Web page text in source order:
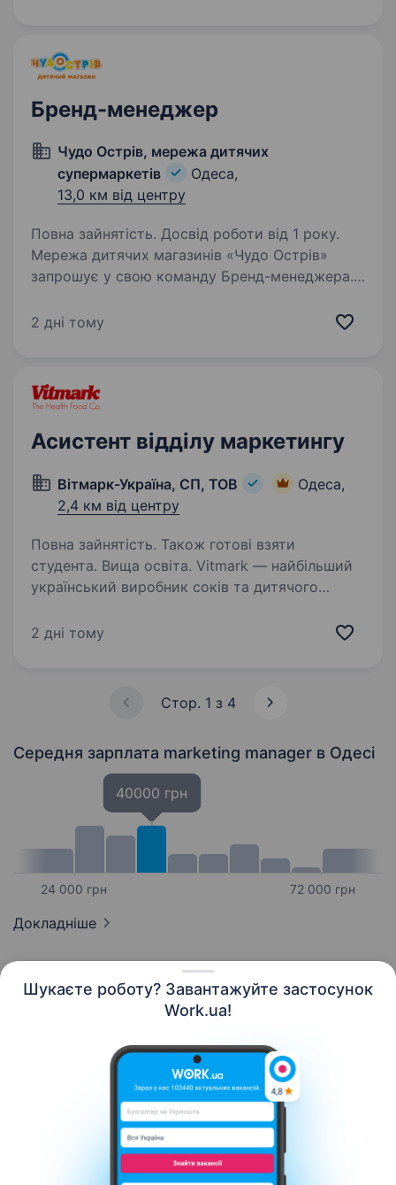
Шукаєте роботу? Завантажуйте застосунок
Work.ua!
Бренд-менеджер
Чудо Острiв, мережа дитячих
супермаркетiв
Одеса,
13,0 км від центру
Повна зайнятість. Досвід роботи від 1 року.
Мережа дитячих магазинів «Чудо Острів»
запрошує у свою команду Бренд-менеджера.
маркетинг-менеджером від 2-х років
2 дні тому
Асистент відділу маркетингу
Вітмарк-Україна, СП, ТОВ
Одеса,
2,4 км від центру
Повна зайнятість. Також готові взяти
студента. Вища освіта. Vitmark — найбільший
український виробник соків та дитячого
здорове харчування і включає популярні
2 дні тому
Стор. 1 з 4
Середня зарплата marketing manager в Одесі
24 000 грн
40000 грн
72 000 грн
Докладніше
Контакти Про нас Кар’єра